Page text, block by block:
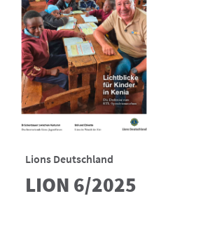
Lions Deutschland
LION 6/2025